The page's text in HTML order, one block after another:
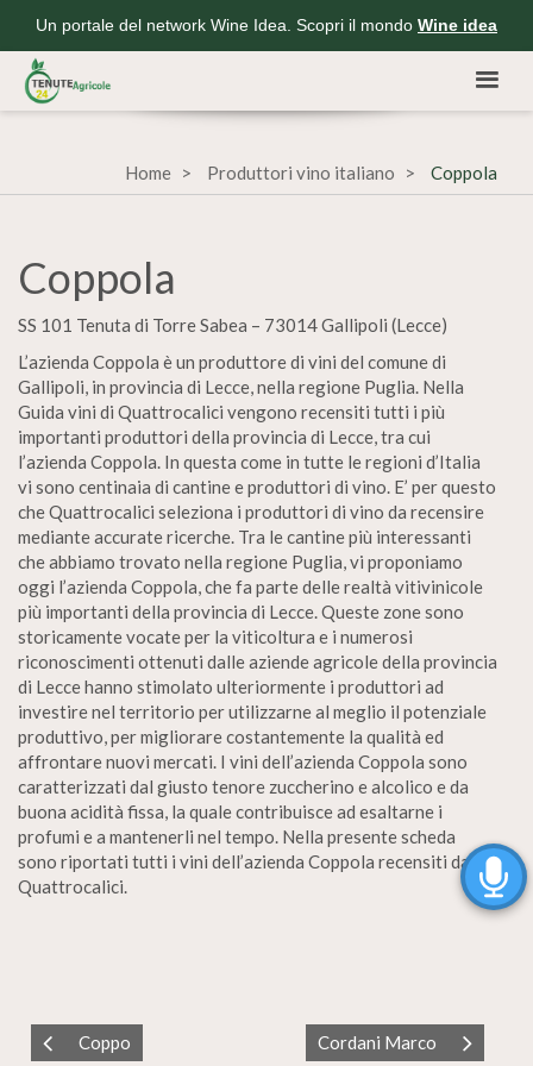
Un portale del network Wine Idea. Scopri il mondo Wine idea
Home Produttori vino italiano Coppola
Coppola
SS 101 Tenuta di Torre Sabea – 73014 Gallipoli (Lecce)
L’azienda Coppola è un produttore di vini del comune di
Gallipoli, in provincia di Lecce, nella regione Puglia. Nella
Guida vini di Quattrocalici vengono recensiti tutti i più
importanti produttori della provincia di Lecce, tra cui
l’azienda Coppola. In questa come in tutte le regioni d’Italia
vi sono centinaia di cantine e produttori di vino. E’ per questo
che Quattrocalici seleziona i produttori di vino da recensire
mediante accurate ricerche. Tra le cantine più interessanti
che abbiamo trovato nella regione Puglia, vi proponiamo
oggi l’azienda Coppola, che fa parte delle realtà vitivinicole
più importanti della provincia di Lecce. Queste zone sono
storicamente vocate per la viticoltura e i numerosi
riconoscimenti ottenuti dalle aziende agricole della provincia
di Lecce hanno stimolato ulteriormente i produttori ad
investire nel territorio per utilizzarne al meglio il potenziale
produttivo, per migliorare costantemente la qualità ed
affrontare nuovi mercati. I vini dell’azienda Coppola sono
caratterizzati dal giusto tenore zuccherino e alcolico e da
buona acidità fissa, la quale contribuisce ad esaltarne i
profumi e a mantenerli nel tempo. Nella presente scheda
sono riportati tutti i vini dell’azienda Coppola recensiti da
Quattrocalici.
Coppo Cordani Marco